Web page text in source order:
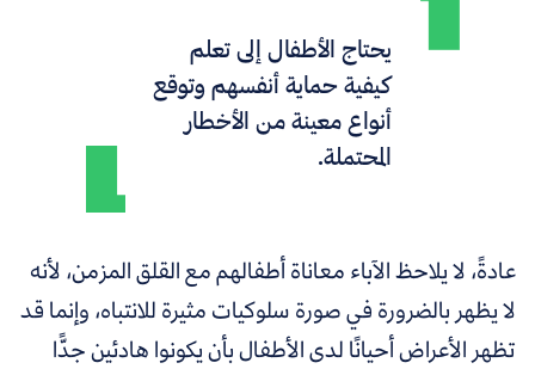
يحتاج الأطفال إلى تعلم
كيفية حماية أنفسهم وتوقع
أنواع معينة من الأخطار
المحتملة.
عادةً، لا يلاحظ الآباء معاناة أطفالهم مع القلق المزمن، لأنه
لا يظهر بالضرورة في صورة سلوكيات مثيرة للانتباه، وإنما قد
تظهر الأعراض أحيانًا لدى الأطفال بأن يكونوا هادئين جدًّا